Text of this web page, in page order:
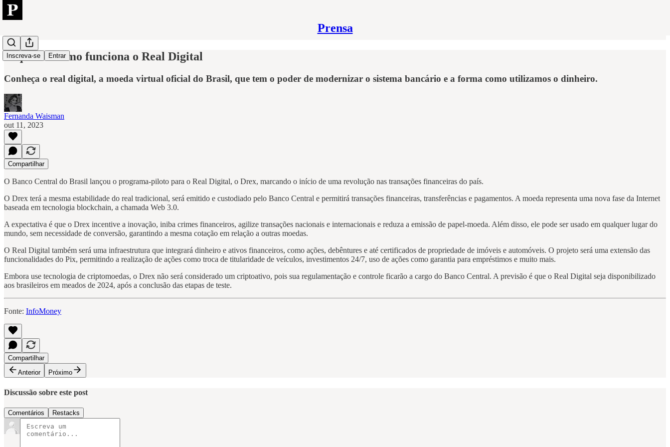
Prensa
Inscreva-se Entrar
O que é e como funciona o Real Digital
Conheça o real digital, a moeda virtual oficial do Brasil, que tem o poder de modernizar o sistema bancário e a forma como utilizamos o dinheiro.
Fernanda Waisman
out 11, 2023
Compartilhar
O Banco Central do Brasil lançou o programa-piloto para o Real Digital, o Drex, marcando o início de uma revolução nas transações financeiras do país.
O Drex terá a mesma estabilidade do real tradicional, será emitido e custodiado pelo Banco Central e permitirá transações financeiras, transferências e pagamentos. A moeda representa uma nova fase da Internet
baseada em tecnologia blockchain, a chamada Web 3.0.
A expectativa é que o Drex incentive a inovação, iniba crimes financeiros, agilize transações nacionais e internacionais e reduza a emissão de papel-moeda. Além disso, ele pode ser usado em qualquer lugar do
mundo, sem necessidade de conversão, garantindo a mesma cotação em relação a outras moedas.
O Real Digital também será uma infraestrutura que integrará dinheiro e ativos financeiros, como ações, debêntures e até certificados de propriedade de imóveis e automóveis. O projeto será uma extensão das
funcionalidades do Pix, permitindo a realização de ações como troca de titularidade de veículos, investimentos 24/7, uso de ações como garantia para empréstimos e muito mais.
Embora use tecnologia de criptomoedas, o Drex não será considerado um criptoativo, pois sua regulamentação e controle ficarão a cargo do Banco Central. A previsão é que o Real Digital seja disponibilizado
aos brasileiros em meados de 2024, após a conclusão das etapas de teste.
Fonte: InfoMoney
Compartilhar
Anterior
Próximo
Discussão sobre este post
Comentários Restacks